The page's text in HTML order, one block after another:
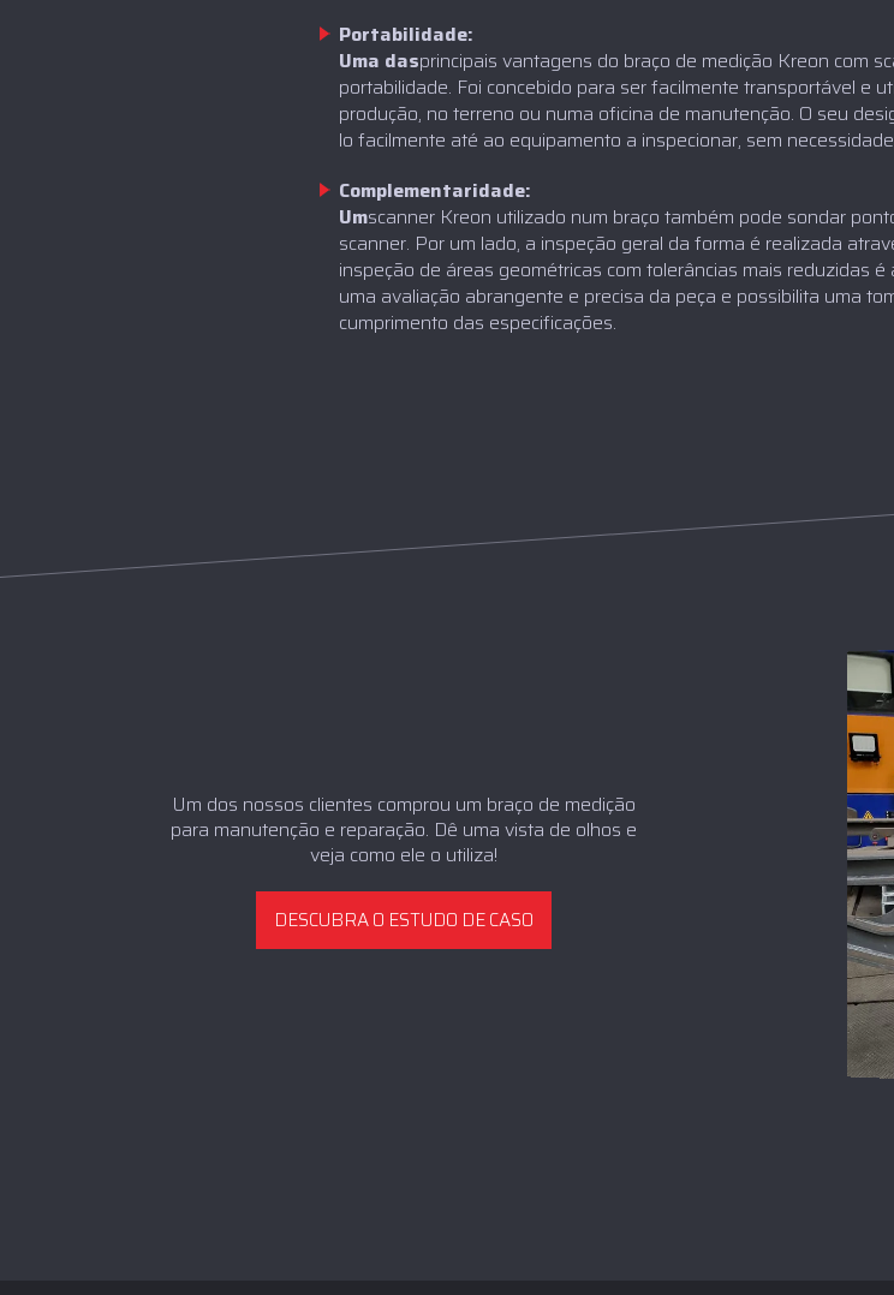
Portabilidade:
‍Uma dasprincipais vantagens do braço de medição Kreon com
portabilidade. Foi concebido para ser facilmente transportável e
produção, no terreno ou numa oficina de manutenção. O seu
lo facilmente até ao equipamento a inspecionar, sem
Complementaridade:
‍Umscanner Kreon utilizado num braço também pode sondar
scanner. Por um lado, a inspeção geral da forma é realizada
inspeção de áreas geométricas com tolerâncias mais reduzidas
uma avaliação abrangente e precisa da peça e possibilita uma
cumprimento das especificações.
Um dos nossos clientes comprou um braço de medição
para manutenção e reparação. Dê uma vista de olhos e
veja como ele o utiliza!
DESCUBRA O ESTUDO DE CASO